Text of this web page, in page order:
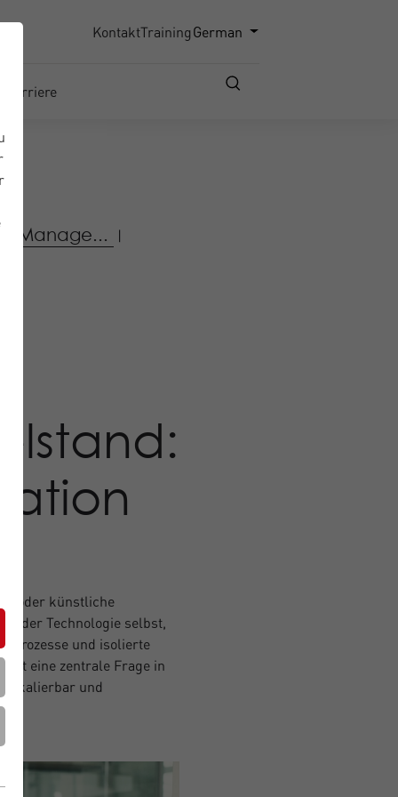
KontaktTraining German
Karriere
Manage... |
oder künstliche
der Technologie selbst,
Prozesse und isolierte
eine zentrale Frage in
skalierbar und